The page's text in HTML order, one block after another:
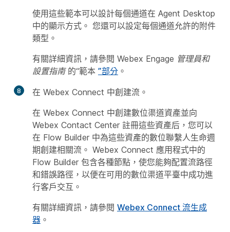
使用這些範本可以設計每個通道在 Agent Desktop
中的顯示方式。 您還可以設定每個通道允許的附件
類型。
有關詳細資訊，請參閱 Webex Engage 管理員和
設置指南的“範本 ”部分 。
8
在 Webex Connect 中創建流。
在 Webex Connect 中創建數位渠道資產並向
Webex Contact Center 註冊這些資產后，您可以
在 Flow Builder 中為這些資產的數位聯繫人生命週
期創建相關流。 Webex Connect 應用程式中的
Flow Builder 包含各種節點，使您能夠配置流路徑
和錯誤路徑，以便在可用的數位渠道平臺中成功進
行客戶交互。
有關詳細資訊，請參閱 Webex Connect 流生成
器 。